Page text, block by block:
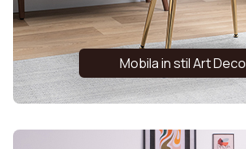
Mobila in stil Art Deco